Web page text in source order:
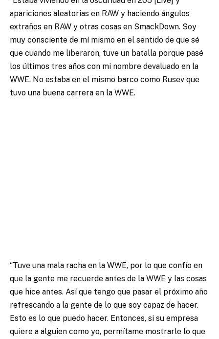
apariciones aleatorias en RAW y haciendo ángulos
extraños en RAW y otras cosas en SmackDown. Soy
muy consciente de mí mismo en el sentido de que sé
que cuando me liberaron, tuve un batalla porque pasé
los últimos tres años con mi nombre devaluado en la
WWE. No estaba en el mismo barco como Rusev que
tuvo una buena carrera en la WWE.
“Tuve una mala racha en la WWE, por lo que confío en
que la gente me recuerde antes de la WWE y las cosas
que hice antes. Así que tengo que pasar el próximo año
refrescando a la gente de lo que soy capaz de hacer.
Esto es lo que puedo hacer. Entonces, si su empresa
quiere a alguien como yo, permítame mostrarle lo que